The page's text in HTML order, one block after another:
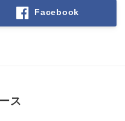
Facebook
ス